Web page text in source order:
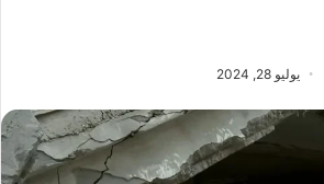
يوليو 28, 2024